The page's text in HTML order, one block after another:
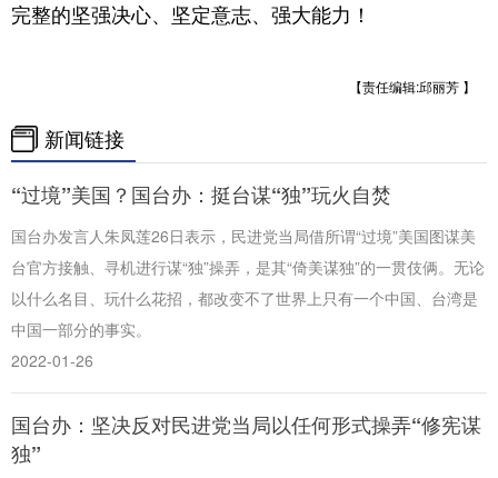
完整的坚强决心、坚定意志、强大能力！
【责任编辑:邱丽芳 】
新闻链接
“过境”美国？国台办：挺台谋“独”玩火自焚
国台办发言人朱凤莲26日表示，民进党当局借所谓“过境”美国图谋美
台官方接触、寻机进行谋“独”操弄，是其“倚美谋独”的一贯伎俩。无论
以什么名目、玩什么花招，都改变不了世界上只有一个中国、台湾是
中国一部分的事实。
2022-01-26
国台办：坚决反对民进党当局以任何形式操弄“修宪谋
独”